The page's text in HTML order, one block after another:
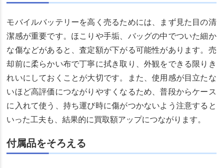
モバイルバッテリーを高く売るためには、まず見た目の清
潔感が重要です。ほこりや手垢、バッグの中でついた細か
な傷などがあると、査定額が下がる可能性があります。売
却前に柔らかい布で丁寧に拭き取り、外観をできる限りき
れいにしておくことが大切です。また、使用感が目立たな
いほど高評価につながりやすくなるため、普段からケース
に入れて使う、持ち運び時に傷がつかないよう注意すると
いった工夫も、結果的に買取額アップにつながります。
付属品をそろえる